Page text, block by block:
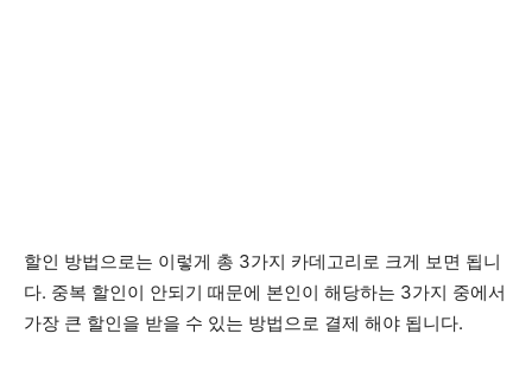
할인 방법으로는 이렇게 총 3가지 카데고리로 크게 보면 됩니
다. 중복 할인이 안되기 때문에 본인이 해당하는 3가지 중에서
가장 큰 할인을 받을 수 있는 방법으로 결제 해야 됩니다.